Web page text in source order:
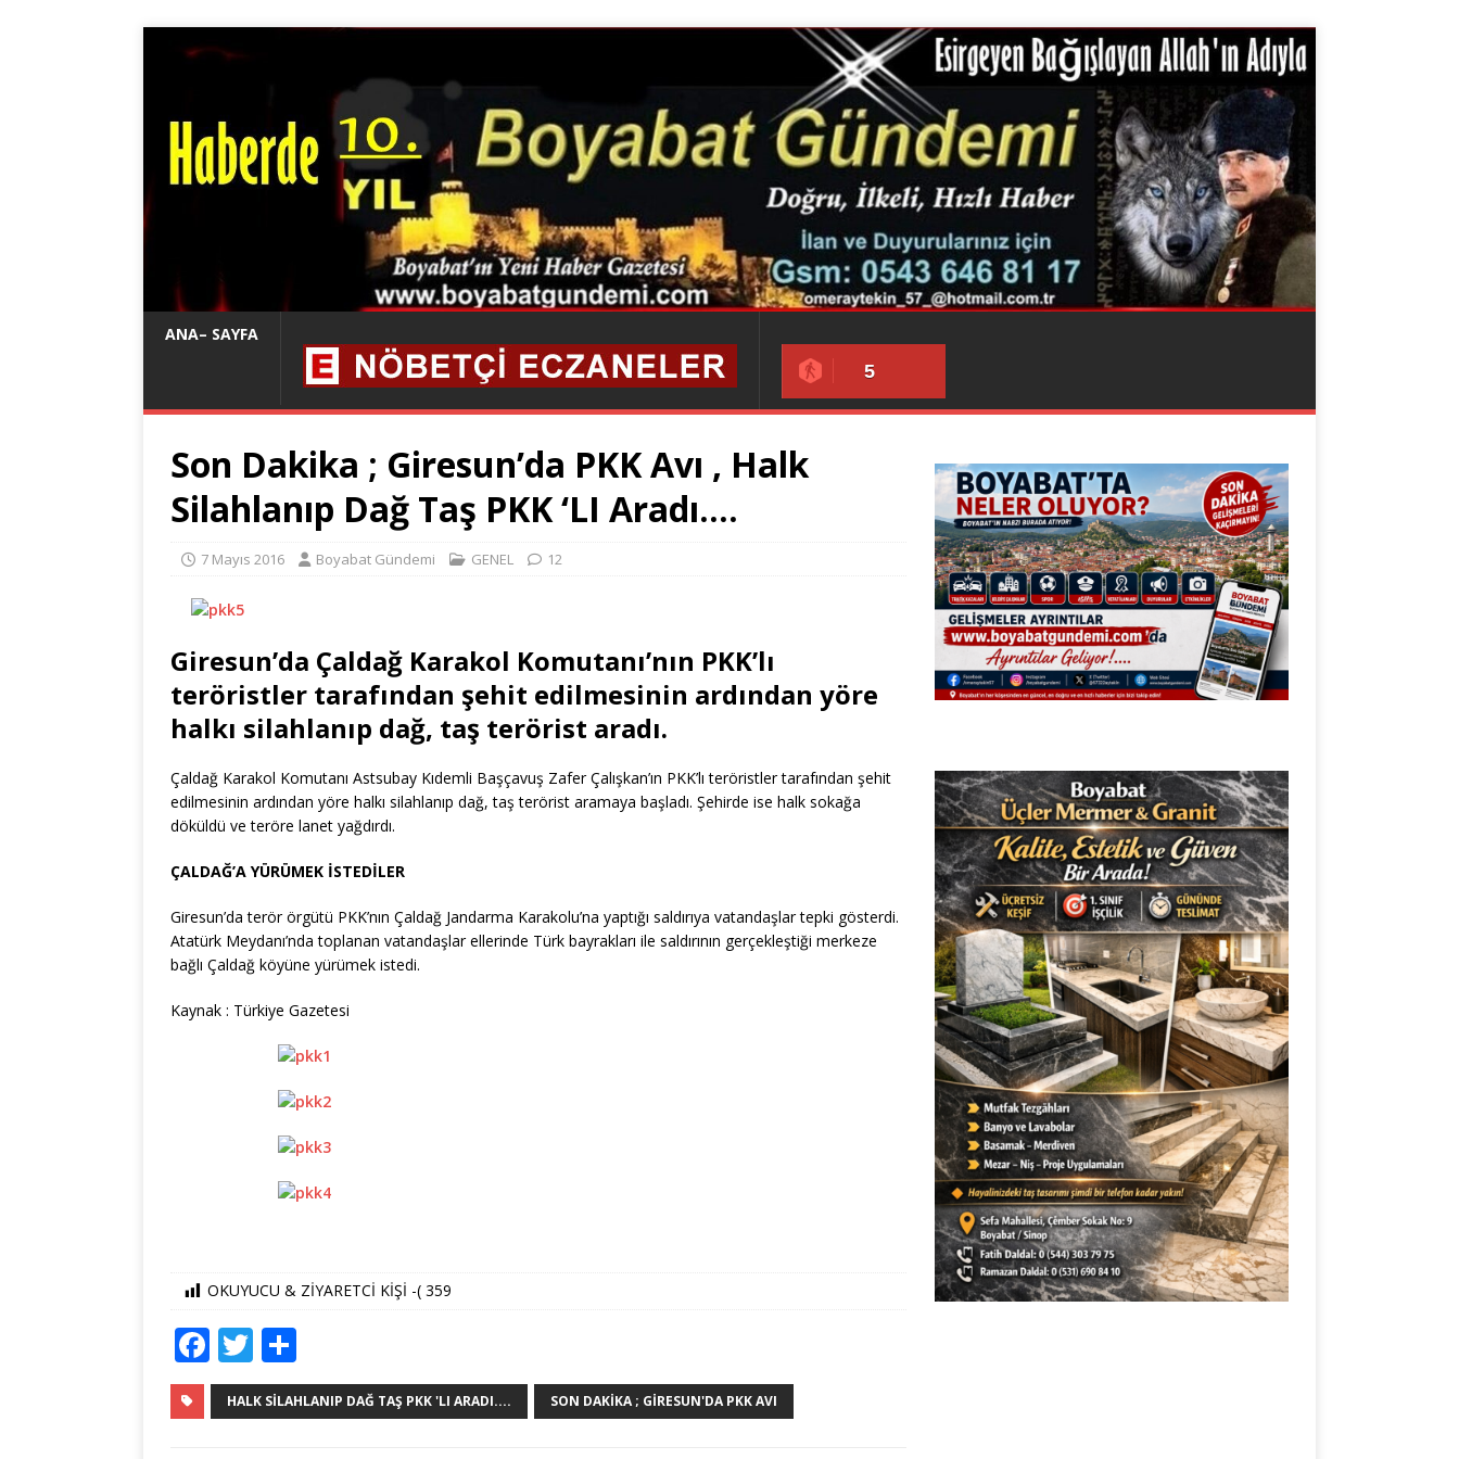
ANA– SAYFA
5
Son Dakika ; Giresun’da PKK Avı , Halk
Silahlanıp Dağ Taş PKK ‘LI Aradı….
7 Mayıs 2016 Boyabat Gündemi GENEL 12
Giresun’da Çaldağ Karakol Komutanı’nın PKK’lı
teröristler tarafından şehit edilmesinin ardından yöre
halkı silahlanıp dağ, taş terörist aradı.
Çaldağ Karakol Komutanı Astsubay Kıdemli Başçavuş Zafer Çalışkan’ın PKK’lı teröristler tarafından şehit
edilmesinin ardından yöre halkı silahlanıp dağ, taş terörist aramaya başladı. Şehirde ise halk sokağa
döküldü ve teröre lanet yağdırdı.
ÇALDAĞ’A YÜRÜMEK İSTEDİLER
Giresun’da terör örgütü PKK’nın Çaldağ Jandarma Karakolu’na yaptığı saldırıya vatandaşlar tepki gösterdi.
Atatürk Meydanı’nda toplanan vatandaşlar ellerinde Türk bayrakları ile saldırının gerçekleştiği merkeze
bağlı Çaldağ köyüne yürümek istedi.
Kaynak : Türkiye Gazetesi
OKUYUCU & ZİYARETCİ KİŞİ -( 359
F
a
c
T
w
it
h
ar
HALK SILAHLANIP DAĞ TAŞ PKK 'LI ARADI.... SON DAKIKA ; GIRESUN'DA PKK AVI